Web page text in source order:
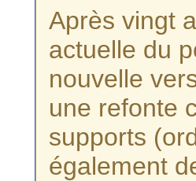
Après vingt
actuelle du
nouvelle
une refonte
supports
également